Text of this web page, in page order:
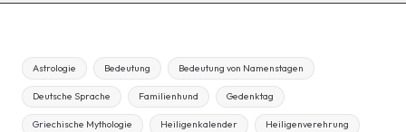
Astrologie Bedeutung Bedeutung von Namenstagen
Deutsche Sprache Familienhund Gedenktag
Griechische Mythologie Heiligenkalender Heiligenverehrung